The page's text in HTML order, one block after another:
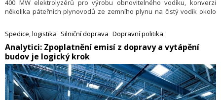
400 MW elektrolyzérů pro výrobu obnovitelného vodíku, konverzi
několika páteřních plynovodů ze zemního plynu na čistý vodík okolo
obnovitelného vodíku ročně podle unijní legislativy. Obnovitelný vodík
by měl nahradit část ze 125 tisíc tun šedého vodíku běžně používaného
pro chemické procesy či rafinaci paliv. Strategie přiznává, že bez
dostatečné státní podpory nepůjde výrobu a spotřebu obnovitelného
vodíku kvůli ekonomickým aspektům rozběhnout, a to ani ve
výrobách, které již vodík využívají.
Spedice, logistika Silniční doprava Dopravní politika
​Analytici: Zpoplatnění emisí z dopravy a vytápění
budov je logický krok